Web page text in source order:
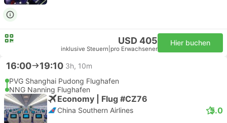
USD 405
inklusive Steuern pro Erwachsener
Hier buchen
16:00 19:10 3h, 10m
PVG Shanghai Pudong Flughafen
NNG Nanning Flughafen
Economy | Flug #CZ76
China Southern Airlines 5.0